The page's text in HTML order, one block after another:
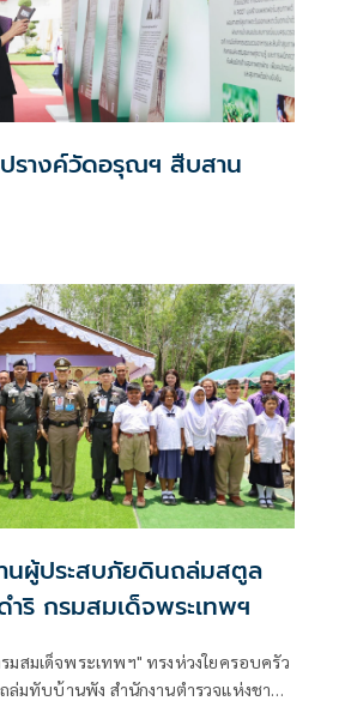
รางค์วัดอรุณฯ สืบสาน
นผู้ประสบภัยดินถล่มสตูล
ำริ กรมสมเด็จพระเทพฯ
มสมเด็จพระเทพฯ" ทรงห่วงใยครอบครัว
ล่มทับบ้านพัง สำนักงานตำรวจแห่งชาติ